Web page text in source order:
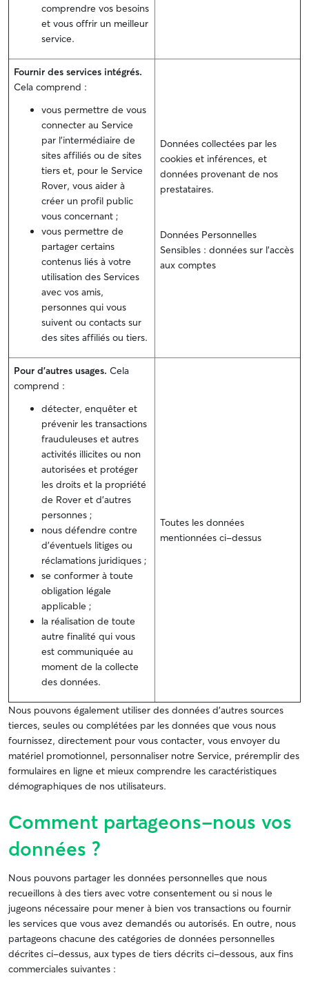
comprendre vos besoins
et vous offrir un meilleur
service.
Fournir des services intégrés.
Cela comprend :
vous permettre de vous
connecter au Service
par l'intermédiaire de
sites affiliés ou de sites
tiers et, pour le Service
Rover, vous aider à
créer un profil public
vous concernant ;
vous permettre de
partager certains
contenus liés à votre
utilisation des Services
avec vos amis,
personnes qui vous
suivent ou contacts sur
des sites affiliés ou tiers.
Données collectées par les
cookies et inférences, et
données provenant de nos
prestataires.
Données Personnelles
Sensibles : données sur l'accès
aux comptes
Pour d'autres usages. Cela
comprend :
détecter, enquêter et
prévenir les transactions
frauduleuses et autres
activités illicites ou non
autorisées et protéger
les droits et la propriété
de Rover et d'autres
personnes ;
nous défendre contre
d'éventuels litiges ou
réclamations juridiques ;
se conformer à toute
obligation légale
applicable ;
la réalisation de toute
autre finalité qui vous
est communiquée au
moment de la collecte
des données.
Toutes les données
mentionnées ci-dessus
Nous pouvons également utiliser des données d’autres sources
tierces, seules ou complétées par les données que vous nous
fournissez, directement pour vous contacter, vous envoyer du
matériel promotionnel, personnaliser notre Service, préremplir des
formulaires en ligne et mieux comprendre les caractéristiques
démographiques de nos utilisateurs.
Comment partageons-nous vos
données ?
Nous pouvons partager les données personnelles que nous
recueillons à des tiers avec votre consentement ou si nous le
jugeons nécessaire pour mener à bien vos transactions ou fournir
les services que vous avez demandés ou autorisés. En outre, nous
partageons chacune des catégories de données personnelles
décrites ci-dessus, aux types de tiers décrits ci-dessous, aux fins
commerciales suivantes :